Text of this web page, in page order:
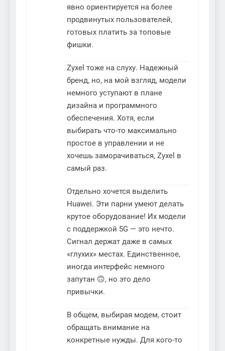
явно ориентируется на более
продвинутых пользователей,
готовых платить за топовые
фишки.
Zyxel тоже на слуху. Надежный
бренд, но, на мой взгляд, модели
немного уступают в плане
дизайна и программного
обеспечения. Хотя, если
выбирать что-то максимально
простое в управлении и не
хочешь заморачиваться, Zyxel в
самый раз.
Отдельно хочется выделить
Huawei. Эти парни умеют делать
крутое оборудование! Их модели
с поддержкой 5G — это нечто.
Сигнал держат даже в самых
«глухих» местах. Единственное,
иногда интерфейс немного
запутан 🙃, но это дело
привычки.
В общем, выбирая модем, стоит
обращать внимание на
конкретные нужды. Для кого-то